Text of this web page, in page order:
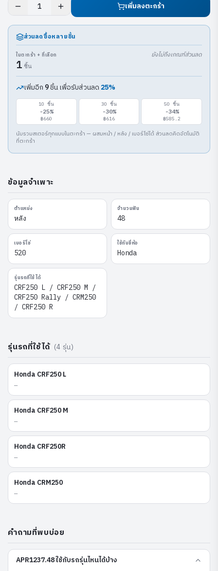
1 เพิ่มลงตะกร้า
ส่วนลดซื้อหลายชิ้น
ในตะกร้า + ที่เลือก
1 ชิ้น
ยังไม่ถึงเกณฑ์ส่วนลด
เพิ่มอีก 9ชิ้น เพื่อรับส่วนลด 25%
10 ชิ้น
-25%
฿660
30 ชิ้น
-30%
฿616
50 ชิ้น
-34%
฿585.2
นับรวมสเตอร์ทุกแบบในตะกร้า — ผสมหน้า / หลัง / เบอร์โซ่ได้ ส่วนลดคิดอัตโนมัติ
ที่ตะกร้า
ข้อมูลจำเพาะ
ตำแหน่ง
หลัง
จำนวนฟัน
48
เบอร์โซ่
520
ใช้กับยี่ห้อ
Honda
รุ่นรถที่ใช้ได้
CRF250 L / CRF250 M /
CRF250 Rally / CRM250
/ CRF250 R
รุ่นรถที่ใช้ได้ (4 รุ่น)
Honda CRF250 L
—
Honda CRF250 M
—
Honda CRF250R
—
Honda CRM250
—
คำถามที่พบบ่อย
APR1237.48 ใช้กับรถรุ่นไหนได้บ้าง